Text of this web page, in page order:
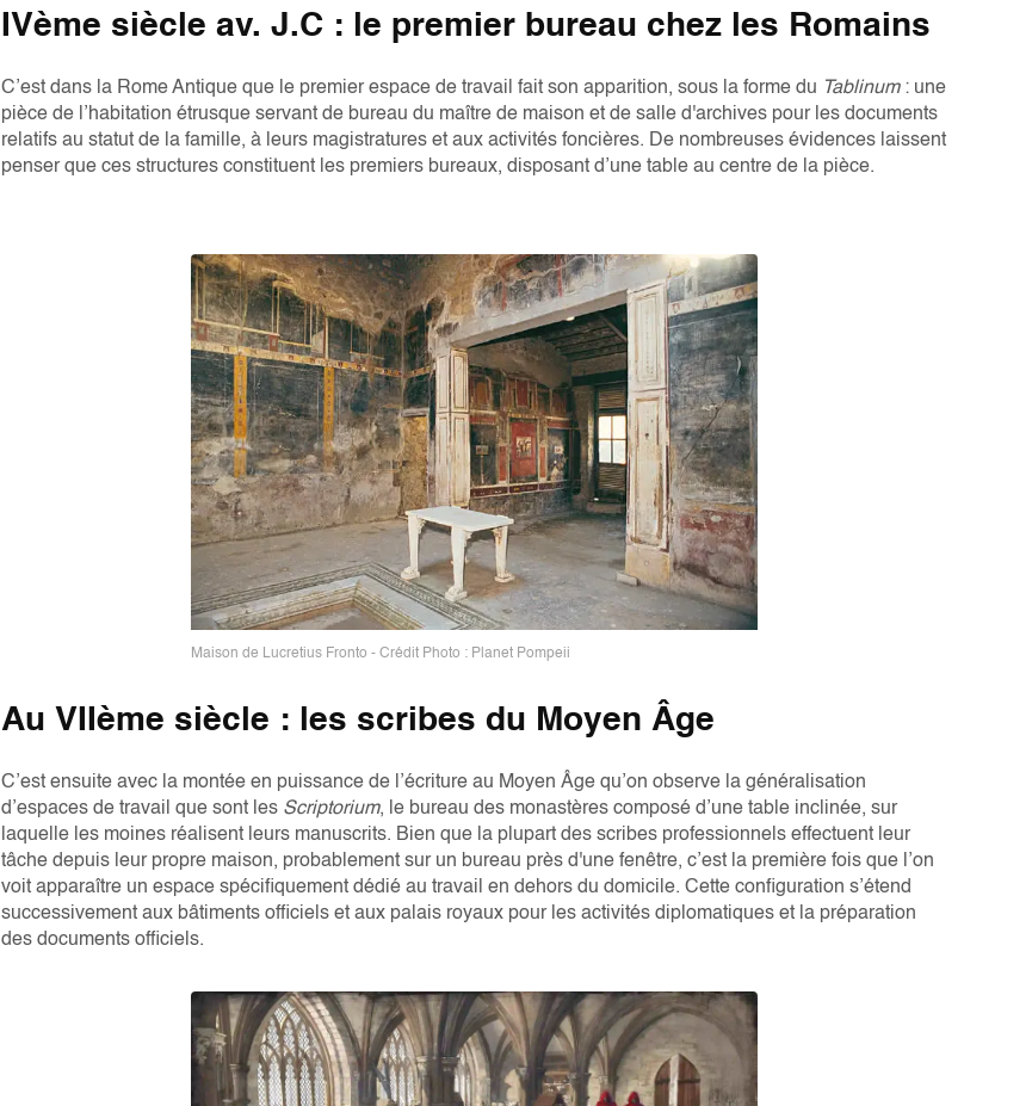
IVème siècle av. J.C : le premier bureau chez les Romains
C’est dans la Rome Antique que le premier espace de travail fait son apparition, sous la forme du Tablinum: une
pièce de l’habitation étrusque servant de bureau du maître de maison et de salle d'archives pour les documents
relatifs au statut de la famille, à leurs magistratures et aux activités foncières. De nombreuses évidences laissent
penser que ces structures constituent les premiers bureaux, disposant d’une table au centre de la pièce.
Maison de Lucretius Fronto - Crédit Photo : Planet Pompeii
Au VIIème siècle : les scribes du Moyen Âge
C’est ensuite avec la montée en puissance de l’écriture au Moyen Âge qu’on observe la généralisation
d’espaces de travail que sont les Scriptorium, le bureau des monastères composé d’une table inclinée, sur
laquelle les moines réalisent leurs manuscrits. Bien que la plupart des scribes professionnels effectuent leur
tâche depuis leur propre maison, probablement sur un bureau près d'une fenêtre, c’est la première fois que l’on
voit apparaître un espace spécifiquement dédié au travail en dehors du domicile. Cette configuration s’étend
successivement aux bâtiments officiels et aux palais royaux pour les activités diplomatiques et la préparation
des documents officiels.